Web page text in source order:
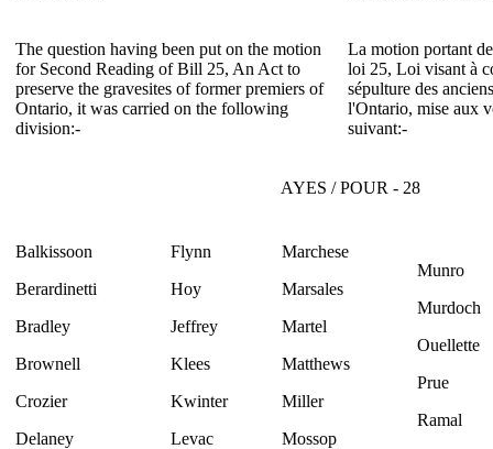
The question having been put on the motion
for Second Reading of Bill 25, An Act to
preserve the gravesites of former premiers of
Ontario, it was carried on the following
division:-
La motion portant
loi 25, Loi visant à
sépulture des
l'Ontario, mise aux
suivant:-
AYES / POUR - 28
Balkissoon
Berardinetti
Bradley
Brownell
Crozier
Delaney
Flynn
Hoy
Jeffrey
Klees
Kwinter
Levac
Marchese
Marsales
Martel
Matthews
Miller
Mossop
Munro
Murdoch
Ouellette
Prue
Ramal